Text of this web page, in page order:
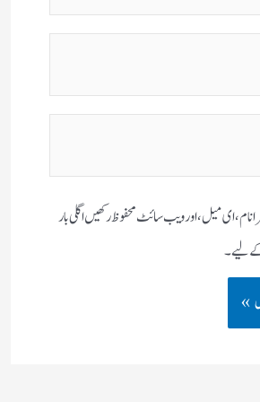
نام، ای میل، اور ویب سائٹ محفوظ رکھیں اگلی بار